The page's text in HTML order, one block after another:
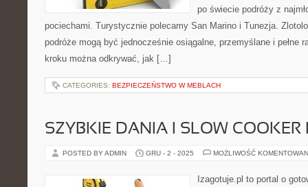
po świecie podróży z
pociechami. Turystycznie polecamy San Marino i Tunezja.
podróże mogą być jednocześnie osiągalne, przemyślane i pełne
kroku można odkrywać, jak […]
CATEGORIES: BEZPIECZEŃSTWO W MEBLACH
SZYBKIE DANIA I SLOW COOKER
POSTED BY ADMIN GRU - 2 - 2025 MOŻLIWOŚĆ
Izagotuje.pl to portal o